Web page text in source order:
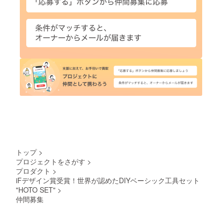
トップ >
プロジェクトをさがす >
プロダクト >
iFデザイン賞受賞！世界が認めたDIYベーシック工具セット
"HOTO SET" >
仲間募集